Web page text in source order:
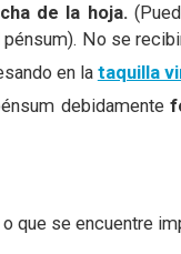
de la hoja.
No se
en la taquilla
debidamente
que se encuentre